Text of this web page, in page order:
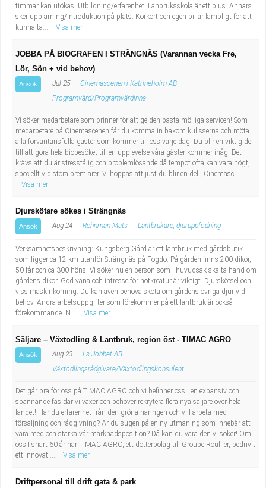
timmar kan utökas. Utbildning/erfarenhet: Lanbruksskola är ett plus. Annars
sker upplärning/introduktion på plats. Körkort och egen bil är lämpligt för att
kunna ta...
Visa mer
JOBBA PÅ BIOGRAFEN I STRÄNGNÄS (Varannan vecka Fre,
Lör, Sön + vid behov)
Ansök Jul 25
Cinemascenen i Katrineholm AB
Programvärd/Programvärdinna
Vi söker medarbetare som brinner för att ge den bästa möjliga servicen! Som
medarbetare på Cinemascenen får du komma in bakom kulisserna och möta
alla förväntansfulla gäster som kommer till oss varje dag. Du blir en viktig del
till att göra hela biobesöket till en upplevelse våra gäster kommer ihåg. Det
krävs att du är stresstålig och problemlösande då tempot ofta kan vara högt,
speciellt vid stora premiärer. Vi hoppas att just du blir en del i Cinemasc...
Visa mer
Djurskötare sökes i Strängnäs
Ansök Aug 24 Rehnman Mats Lantbrukare, djuruppfödning
Verksamhetsbeskrivning: Kungsberg Gård är ett lantbruk med gårdsbutik
som ligger ca 12 km utanför Strängnäs på Fogdö. På gården finns 200 dikor,
50 får och ca 300 höns. Vi söker nu en person som i huvudsak ska ta hand om
gårdens dikor. God vana och intresse för nötkreatur är viktigt. Djurskötsel och
viss maskinkörning. Du kan även behöva sköta om gårdens övriga djur vid
behov. Andra arbetsuppgifter som förekommer på ett lantbruk är också
förekommande. N...
Visa mer
Säljare – Växtodling & Lantbruk, region öst - TIMAC AGRO
Ansök Aug 23
Ls Jobbet AB
Växtodlingsrådgivare/Växtodlingskonsulent
Det går bra för oss på TIMAC AGRO och vi befinner oss i en expansiv och
spännande fas där vi växer och behöver rekrytera flera nya säljare över hela
landet! Har du erfarenhet från den gröna näringen och vill arbeta med
försäljning och rådgivning? Är du sugen på en ny utmaning som innebär att
vara med och stärka vår marknadsposition? Då kan du vara den vi söker! Om
oss I snart 60 år har TIMAC AGRO, ett dotterbolag till Groupe Roullier, bedrivit
ett innovati...
Visa mer
Driftpersonal till drift gata & park